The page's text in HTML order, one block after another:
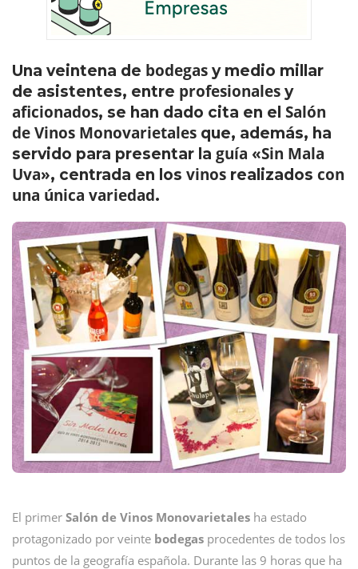
Una veintena de bodegas y medio millar
de asistentes, entre profesionales y
aficionados, se han dado cita en el Salón
de Vinos Monovarietales que, además, ha
servido para presentar la guía «Sin Mala
Uva», centrada en los vinos realizados con
una única variedad.
El primer Salón de Vinos Monovarietales ha estado
protagonizado por veinte bodegas procedentes de todos los
puntos de la geografía española. Durante las 9 horas que ha